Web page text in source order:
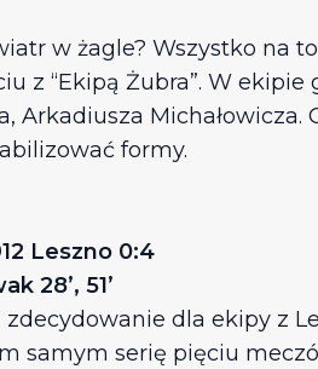
w żagle? Wszystko
z “Ekipą Żubra”. W
Arkadiusza
formy.
Leszno 0:4
28’, 51’
dla ekipy z
samym serię pięciu